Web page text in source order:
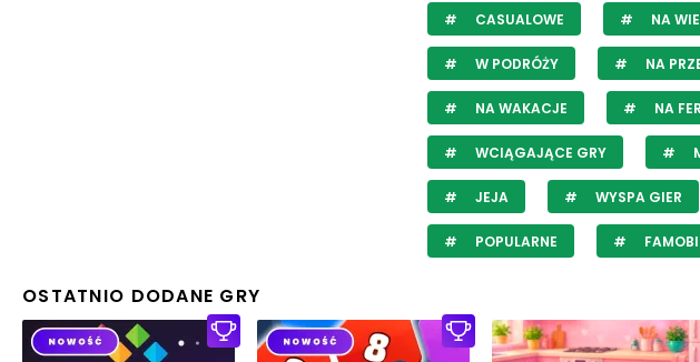
CASUALOWE NA
W PODRÓŻY NA
NA WAKACJE NA
WCIĄGAJĄCE GRY
JEJA WYSPA GIER
POPULARNE FAMOBI
OSTATNIO DODANE GRY